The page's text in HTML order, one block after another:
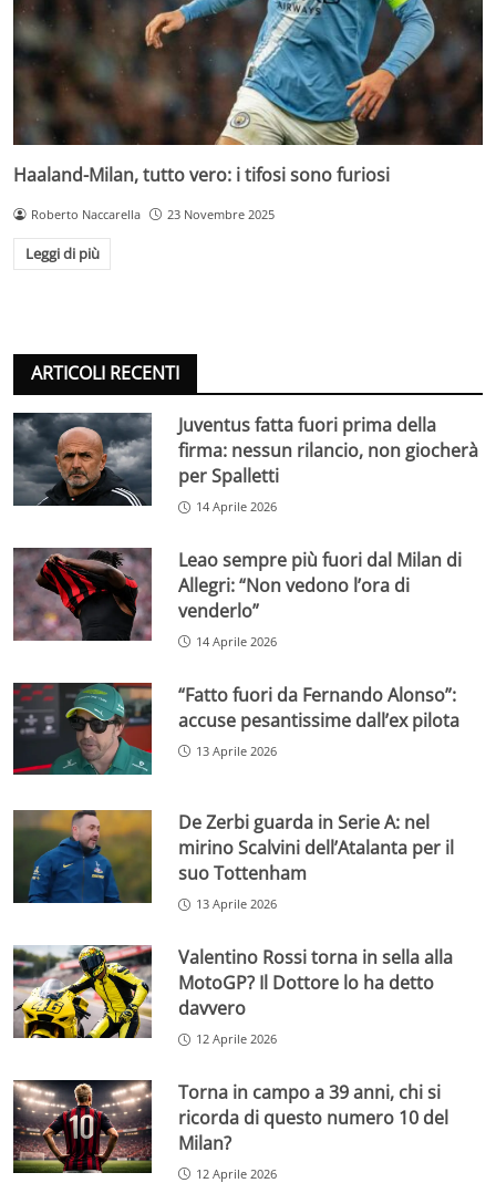
Haaland-Milan, tutto vero: i tifosi sono furiosi
Roberto Naccarella 23 Novembre 2025
Leggi di più
ARTICOLI RECENTI
Juventus fatta fuori prima della
firma: nessun rilancio, non giocherà
per Spalletti
14 Aprile 2026
Leao sempre più fuori dal Milan di
Allegri: “Non vedono l’ora di
venderlo”
14 Aprile 2026
“Fatto fuori da Fernando Alonso”:
accuse pesantissime dall’ex pilota
13 Aprile 2026
De Zerbi guarda in Serie A: nel
mirino Scalvini dell’Atalanta per il
suo Tottenham
13 Aprile 2026
Valentino Rossi torna in sella alla
MotoGP? Il Dottore lo ha detto
davvero
12 Aprile 2026
Torna in campo a 39 anni, chi si
ricorda di questo numero 10 del
Milan?
12 Aprile 2026